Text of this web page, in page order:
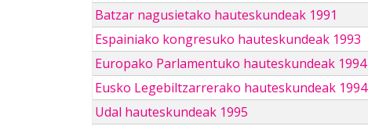
Batzar nagusietako hauteskundeak 1991
Espainiako kongresuko hauteskundeak 1993
Europako Parlamentuko hauteskundeak 1994
Eusko Legebiltzarrerako hauteskundeak 1994
Udal hauteskundeak 1995